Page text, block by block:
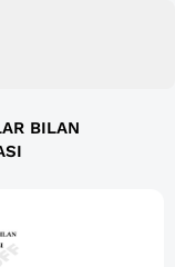
BILAN